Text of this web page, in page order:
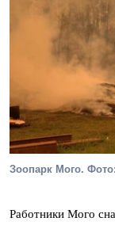
Зоопарк Мого.
Работники Мого